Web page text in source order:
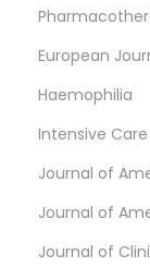
European
Haemophilia
Intensive
Journal of
Journal of
Journal of